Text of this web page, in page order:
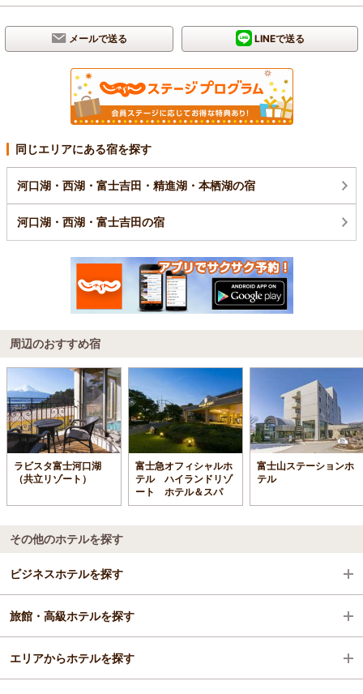
メールで送る LINEで送る
同じエリアにある宿を探す
河口湖・西湖・富士吉田・精進湖・本栖湖の宿
河口湖・西湖・富士吉田の宿
周辺のおすすめ宿
ラビスタ富士河口湖
（共立リゾート）
富士急オフィシャルホ
テル ハイランドリゾ
ート ホテル＆スパ
富士山ステーションホ
テル
その他のホテルを探す
ビジネスホテルを探す
山梨県
河口湖・西湖・富士吉田・精進湖・本栖湖
旅館・高級ホテルを探す
山梨県
エリアからホテルを探す